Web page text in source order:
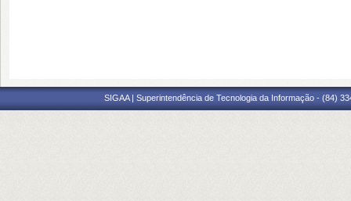
SIGAA | Superintendência de Tecnologia da Informação - (84)